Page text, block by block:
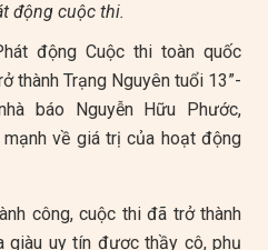
động cuộc thi.
động Cuộc thi toàn quốc
thành Trạng Nguyên tuổi 13”-
báo Nguyễn Hữu Phước,
về giá trị của hoạt động
công, cuộc thi đã trở thành
giàu uy tín được thầy cô, phụ